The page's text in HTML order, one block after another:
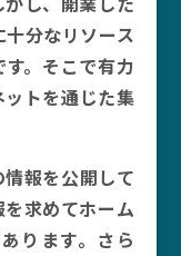
分なリソース
。そこで有力
トを通じた集
報を公開して
求めてホーム
ります。さら